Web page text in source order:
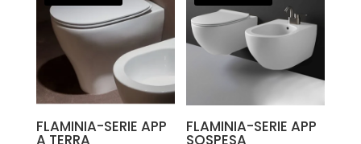
FLAMINIA-SERIE APP
A TERRA
FLAMINIA-SERIE APP
SOSPESA